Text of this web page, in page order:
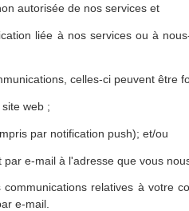
autorisée de nos services et
liée à nos services ou à
celles-ci peuvent être
web ;
par notification push); et/ou
e-mail à l'adresse que vous
communications relatives à votre
e-mail.